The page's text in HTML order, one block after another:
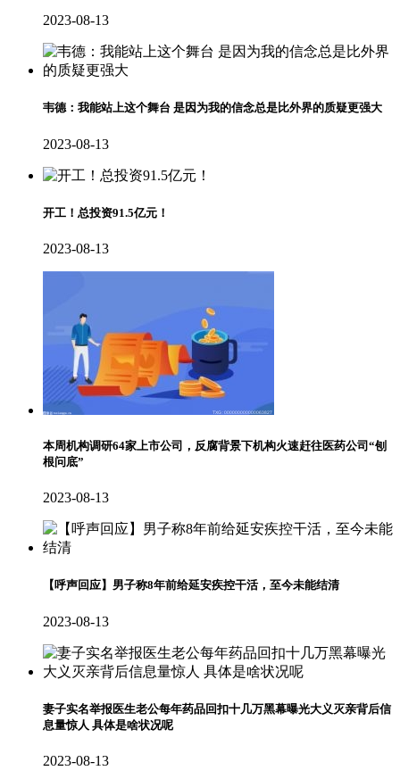
2023-08-13
韦德：我能站上这个舞台 是因为我的信念总是比外界的质疑更强大
2023-08-13
开工！总投资91.5亿元！
2023-08-13
本周机构调研64家上市公司，反腐背景下机构火速赶往医药公司“刨
根问底”
2023-08-13
【呼声回应】男子称8年前给延安疾控干活，至今未能结清
2023-08-13
妻子实名举报医生老公每年药品回扣十几万黑幕曝光大义灭亲背后信
息量惊人 具体是啥状况呢
2023-08-13